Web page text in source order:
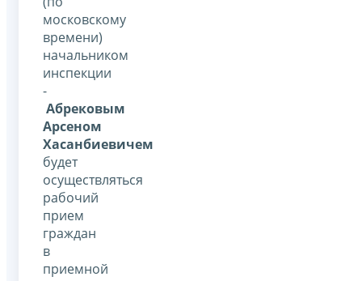
московскому
времени)
начальником
инспекции
-
Абрековым
Арсеном
Хасанбиевичем
будет
осуществляться
рабочий
прием
граждан
в
приемной